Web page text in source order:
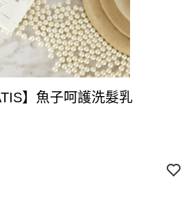
】魚子呵護洗髮乳